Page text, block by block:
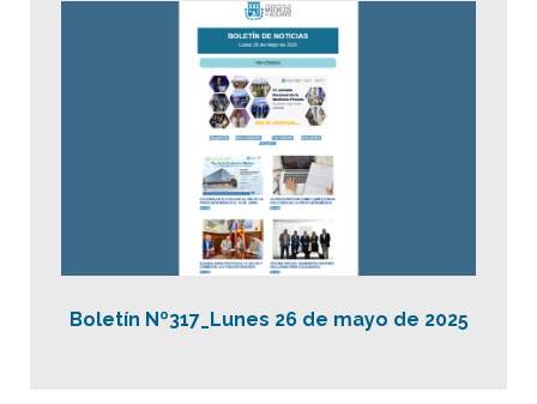
Boletín Nº317_Lunes 26 de mayo de 2025